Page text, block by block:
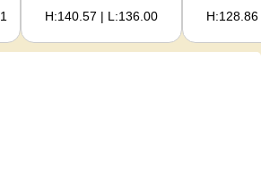
les Webmasters
H:140.57 | L:136.00